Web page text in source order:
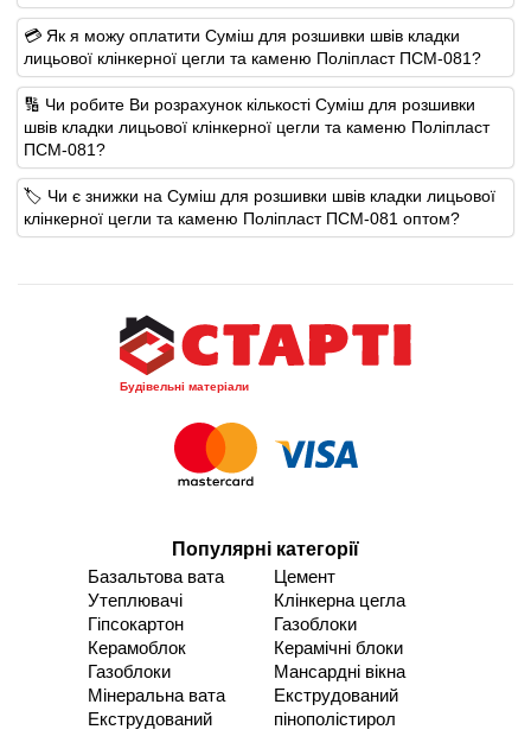
💳 Як я можу оплатити Суміш для розшивки швів кладки
лицьової клінкерної цегли та каменю Поліпласт ПСМ-081?
🔢 Чи робите Ви розрахунок кількості Суміш для розшивки
швів кладки лицьової клінкерної цегли та каменю Поліпласт
ПСМ-081?
🏷️ Чи є знижки на Суміш для розшивки швів кладки лицьової
клінкерної цегли та каменю Поліпласт ПСМ-081 оптом?
Будівельні матеріали
Популярні категорії
Базальтова вата
Утеплювачі
Гіпсокартон
Керамоблок
Газоблоки
Мінеральна вата
Екструдований
Цемент
Клінкерна цегла
Газоблоки
Керамічні блоки
Мансардні вікна
Екструдований
пінополістирол